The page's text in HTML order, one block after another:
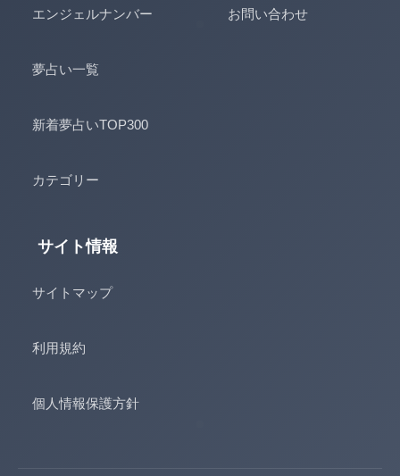
エンジェルナンバー
夢占い一覧
新着夢占いTOP300
カテゴリー
お問い合わせ
サイト情報
サイトマップ
利用規約
個人情報保護方針